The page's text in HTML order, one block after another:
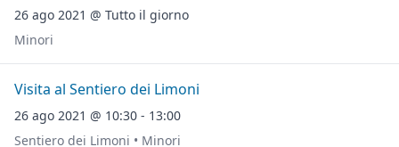
26 ago 2021 @ Tutto il giorno
Minori
Visita al Sentiero dei Limoni
26 ago 2021 @ 10:30 - 13:00
Sentiero dei Limoni • Minori